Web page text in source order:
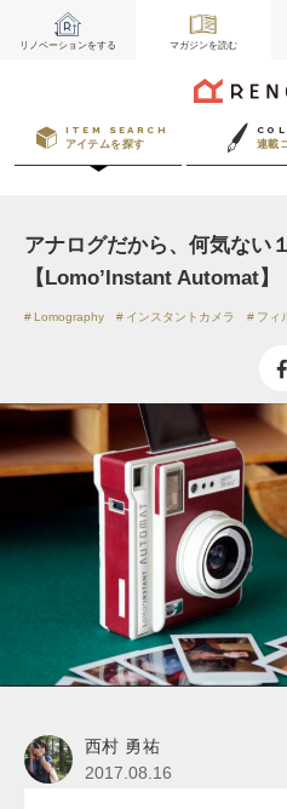
リノベーションをする マガジンを読む
ITEM SEARCH
アイテムを探す
連載
アナログだから、何気ない
【Lomo’Instant Automat】
Lomography インスタントカメラ フィ
西村 勇祐
2017.08.16